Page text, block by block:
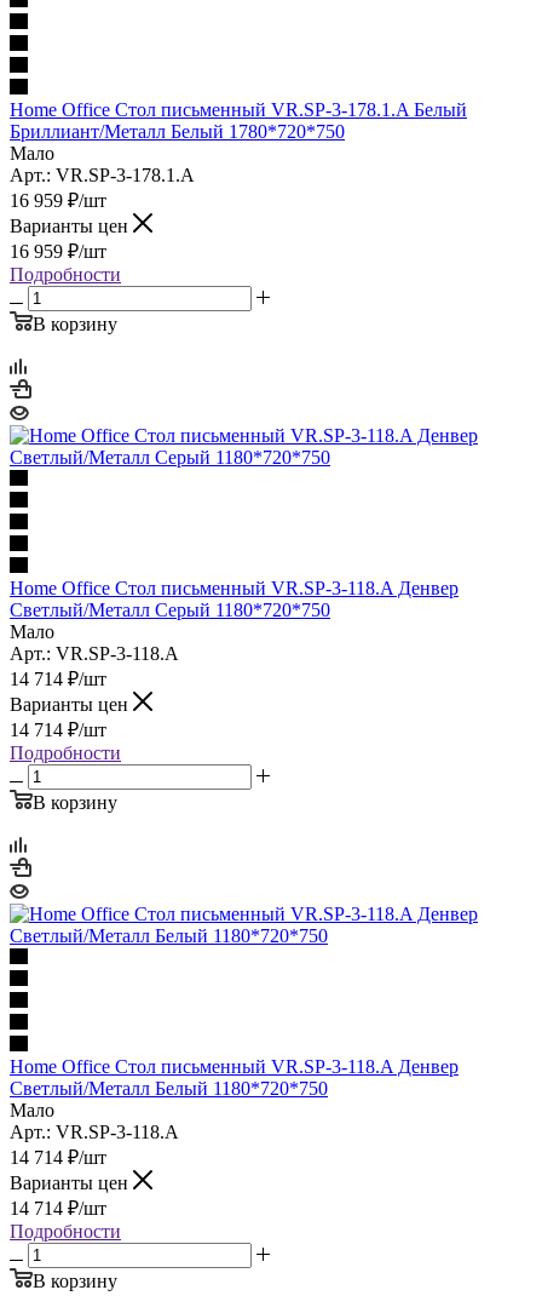
Home Office Стол письменный VR.SP-3-178.1.A Белый
Бриллиант/Металл Белый 1780*720*750
Мало
Арт.: VR.SP-3-178.1.A
16 959 ₽/шт
Варианты цен
16 959 ₽/шт
Подробности
В корзину
Home Office Стол письменный VR.SP-3-118.A Денвер
Светлый/Металл Серый 1180*720*750
Мало
Арт.: VR.SP-3-118.A
14 714 ₽/шт
Варианты цен
14 714 ₽/шт
Подробности
В корзину
Home Office Стол письменный VR.SP-3-118.A Денвер
Светлый/Металл Белый 1180*720*750
Мало
Арт.: VR.SP-3-118.A
14 714 ₽/шт
Варианты цен
14 714 ₽/шт
Подробности
В корзину